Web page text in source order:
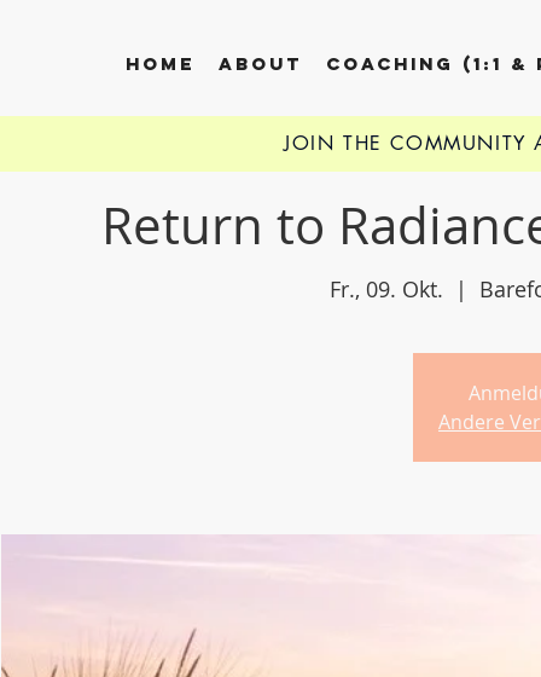
HOME ABOUT COACHING (1:1 &
Return to
Fr., 09. Okt.
  |
Andere
JOIN THE COMMUNITY